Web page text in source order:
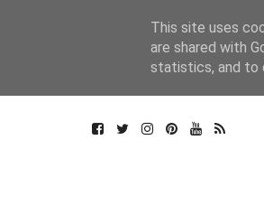
This site uses
are shared with
statistics, and to